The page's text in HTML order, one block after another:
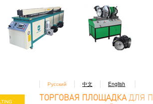
Русский 中文 English
ТОРГОВАЯ ПЛОЩАДКА ДЛЯ